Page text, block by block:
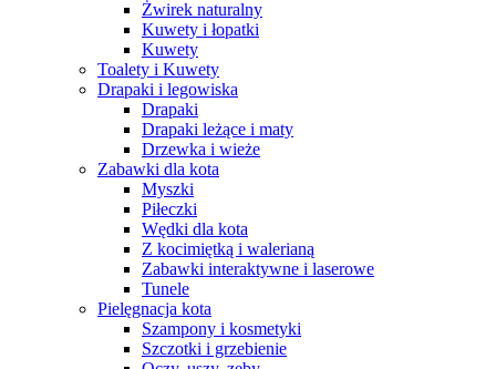
Żwirek naturalny
Kuwety i łopatki
Kuwety
Toalety i Kuwety
Drapaki i legowiska
Drapaki
Drapaki leżące i maty
Drzewka i wieże
Zabawki dla kota
Myszki
Piłeczki
Wędki dla kota
Z kocimiętką i walerianą
Zabawki interaktywne i laserowe
Tunele
Pielęgnacja kota
Szampony i kosmetyki
Szczotki i grzebienie